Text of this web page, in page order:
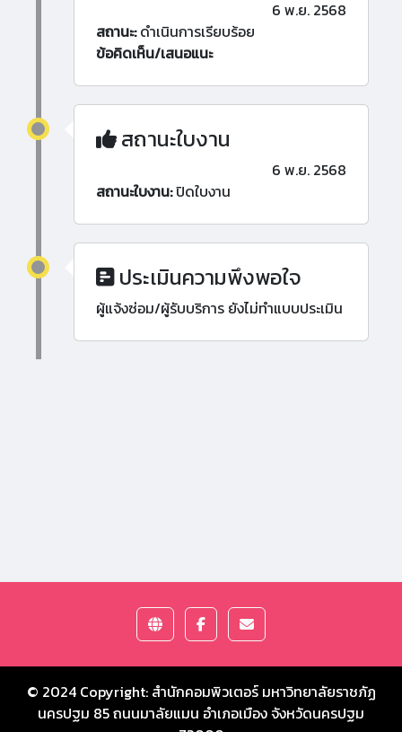
6 พ.ย. 2568
สถานะ:ดำเนินการเรียบร้อย
ข้อคิดเห็น/เสนอแนะ
สถานะใบงาน
6 พ.ย. 2568
สถานะใบงาน:ปิดใบงาน
ประเมินความพึงพอใจ
ผู้แจ้งซ่อม/ผู้รับบริการ ยังไม่ทำแบบประเมิน
© 2024 Copyright: สำนักคอมพิวเตอร์ มหาวิทยาลัยราชภัฏ
นครปฐม 85 ถนนมาลัยแมน อำเภอเมือง จังหวัดนครปฐม